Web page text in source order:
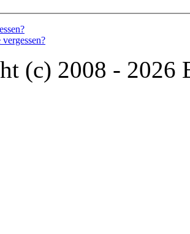
(c) 2008 - 2026